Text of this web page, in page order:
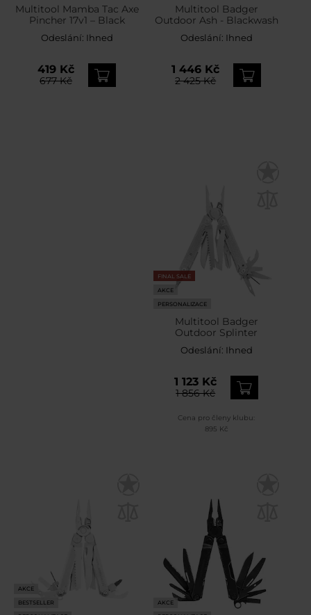
Multitool Mamba Tac Axe
Pincher 17v1 – Black
Odeslání: Ihned
419 Kč
677 Kč
Multitool Badger
Outdoor Ash - Blackwash
Odeslání: Ihned
1 446 Kč
2 425 Kč
FINAL SALE
AKCE
PERSONALIZACE
Multitool Badger
Outdoor Splinter
Odeslání: Ihned
1 123 Kč
1 856 Kč
Cena pro členy klubu:
895 Kč
AKCE
BESTSELLER
AKCE